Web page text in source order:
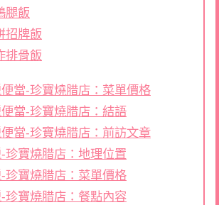
腿飯
招牌飯
排骨飯
當-珍寶燒腊店：菜單價格
當-珍寶燒腊店：結語
當-珍寶燒腊店：前訪文章
珍寶燒腊店：地理位置
珍寶燒腊店：菜單價格
珍寶燒腊店：餐點內容